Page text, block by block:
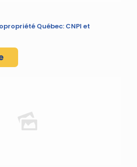
Québec: CNPI et